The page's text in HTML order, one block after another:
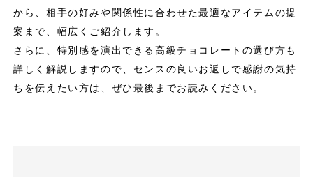
から、相手の好みや関係性に合わせた最適なアイテムの提
案まで、幅広くご紹介します。
さらに、特別感を演出できる高級チョコレートの選び方も
詳しく解説しますので、センスの良いお返しで感謝の気持
ちを伝えたい方は、ぜひ最後までお読みください。